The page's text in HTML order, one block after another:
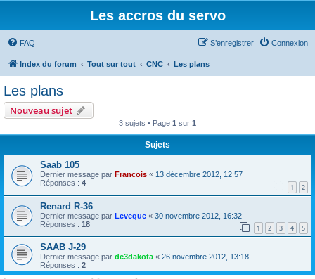
Les accros du servo
FAQ Connexion
S’enregistrer
Index du forum Tout sur tout CNC Les plans
Les plans
Nouveau sujet
3 sujets • Page 1 sur 1
Sujets
Saab 105
Dernier message par Francois « 13 décembre 2012, 12:57
Réponses : 4 1 2
Renard R-36
Dernier message par Leveque « 30 novembre 2012, 16:32
Réponses : 18 1 2 3 4 5
SAAB J-29
Dernier message par dc3dakota « 26 novembre 2012, 13:18
Réponses : 2